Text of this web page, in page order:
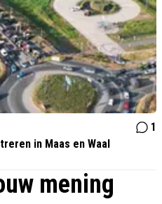
1
in Maas en Waal
mening